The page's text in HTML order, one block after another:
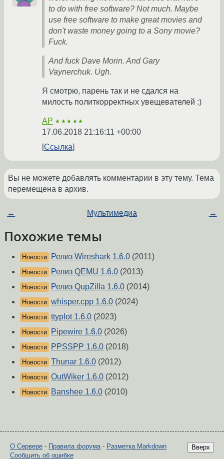
to do with free software? Not much. Maybe
use free software to make great movies and
don't waste money going to a Sony movie?
Fuck.
And fuck Dave Morin. And Gary
Vaynerchuk. Ugh.
Я смотрю, парень так и не сдался на
милость политкорректных увещевателей :)
AP ★★★★★
17.06.2018 21:16:11 +00:00
Ссылка
Вы не можете добавлять комментарии в эту тему. Тема
перемещена в архив.
← Мультимедиа →
Похожие темы
Новости Релиз Wireshark 1.6.0 (2011)
Новости Релиз QEMU 1.6.0 (2013)
Новости Релиз QupZilla 1.6.0 (2014)
Новости whisper.cpp 1.6.0 (2024)
Новости ttyplot 1.6.0 (2023)
Новости Pipewire 1.6.0 (2026)
Новости PPSSPP 1.6.0 (2018)
Новости Thunar 1.6.0 (2012)
Новости OutWiker 1.6.0 (2012)
Новости Banshee 1.6.0 (2010)
Вверх
О Сервере - Правила форума- Разметка Markdown
Сообщить об ошибке